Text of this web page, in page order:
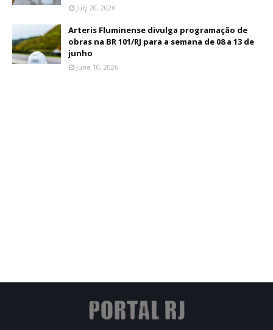
July 20, 2026
Arteris Fluminense divulga programação de
obras na BR 101/RJ para a semana de 08 a 13 de
junho
June 10, 2026